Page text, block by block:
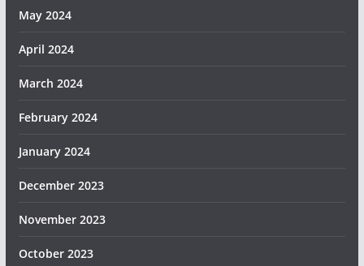
May 2024
April 2024
March 2024
February 2024
January 2024
December 2023
November 2023
October 2023